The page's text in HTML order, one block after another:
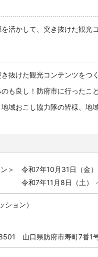
活かして、突き抜けた観光
抜けた観光コンテンツをつ
も良し！防府市に行ったこ
域おこし協力隊の皆様、地
＞ 令和7年10月31日（金）
7年11月8日（土） ～
ョン）
山口県防府市寿町7番1